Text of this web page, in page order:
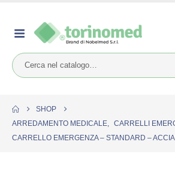
SHOP
ARREDAMENTO MEDICALE, CARRELLI
CARRELLO EMERGENZA – STANDARD –